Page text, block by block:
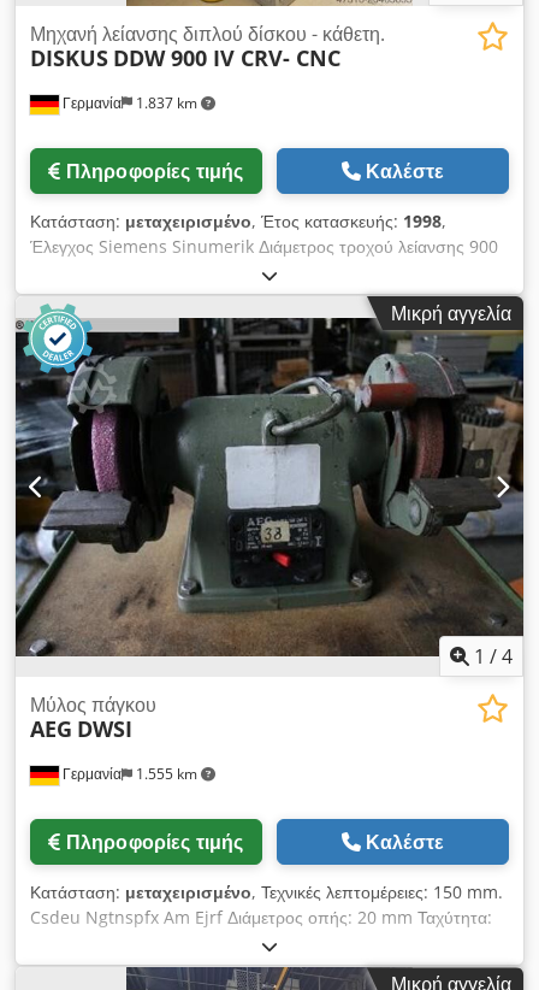
Γερμανία 1.837 km
Μηχανή λείανσης διπλού δίσκου - κάθετη.
DISKUS DDW 900 IV CRV- CNC
Πληροφορίες τιμής Καλέστε
Κατάσταση: μεταχειρισμένο, Έτος κατασκευής: 1998,
Έλεγχος Siemens Sinumerik Διάμετρος τροχού λείανσης 900
mm Crsdpfx Aexuv Udem Eef Πλάτος τροχού λείανσης 20-80
mm Κατά τη δική μας εκτίμηση, το μηχάνημα βρίσκεται σε καλή
μεταχειρισμένη κατάσταση. Διατίθενται 2 μηχανήματα. Τα
παρελκόμενα, τα απεικονιζόμενα εργαλεία και τα μέσα σύσφιξης
περιλαμβάνονται μόνο αν αναφέρονται στις πρόσθετες
πληροφορίες. Διατηρούμε το δικαίωμα για αλλαγές και
σφάλματα στα τεχνικά δεδομένα και πληροφορίες καθώς και για
ενδιάμεση πώληση!
Μικρή αγγελία
1 /4
Γερμανία 1.555 km
Μύλος πάγκου
AEG DWSI
Πληροφορίες τιμής Καλέστε
Κατάσταση: μεταχειρισμένο, Τεχνικές λεπτομέρειες: 150 mm.
Csdeu Ngtnspfx Am Ejrf Διάμετρος οπής: 20 mm Ταχύτητα:
3000 στροφές ανά λεπτό Αριθμός σταθμών: 2 τεμάχια
Συνολική απαίτηση ισχύος: 250 Watt Βάρος: 30 kg
Μικρή αγγελία